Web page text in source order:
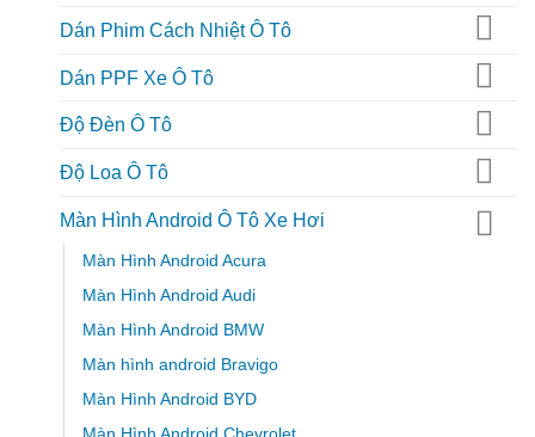
Dán Phim Cách Nhiệt Ô Tô
Dán PPF Xe Ô Tô
Độ Đèn Ô Tô
Độ Loa Ô Tô
Màn Hình Android Ô Tô Xe Hơi
Màn Hình Android Acura
Màn Hình Android Audi
Màn Hình Android BMW
Màn hình android Bravigo
Màn Hình Android BYD